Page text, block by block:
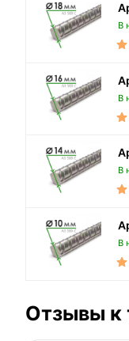
В
В
В
В
Отзывы к